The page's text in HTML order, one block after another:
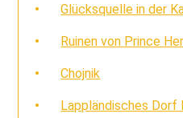
Glücksquelle in der
Ruinen von Prince
Chojnik
Lappländisches Dorf